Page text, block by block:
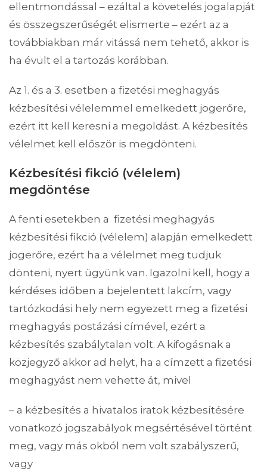
ellentmondással – ezáltal a követelés jogalapját
és összegszerűségét elismerte – ezért az a
továbbiakban már vitássá nem tehető, akkor is
ha évült el a tartozás korábban.
Az 1. és a 3. esetben a fizetési meghagyás
kézbesítési vélelemmel emelkedett jogerőre,
ezért itt kell keresni a megoldást. A kézbesítés
vélelmet kell először is megdönteni.
Kézbesítési fikció (vélelem)
megdöntése
A fenti esetekben a fizetési meghagyás
kézbesítési fikció (vélelem) alapján emelkedett
jogerőre, ezért ha a vélelmet meg tudjuk
dönteni, nyert ügyünk van. Igazolni kell, hogy a
kérdéses időben a bejelentett lakcím, vagy
tartózkodási hely nem egyezett meg a fizetési
meghagyás postázási címével, ezért a
kézbesítés szabálytalan volt. A kifogásnak a
közjegyző akkor ad helyt, ha a címzett a fizetési
meghagyást nem vehette át, mivel
– a kézbesítés a hivatalos iratok kézbesítésére
vonatkozó jogszabályok megsértésével történt
meg, vagy más okból nem volt szabályszerű,
vagy